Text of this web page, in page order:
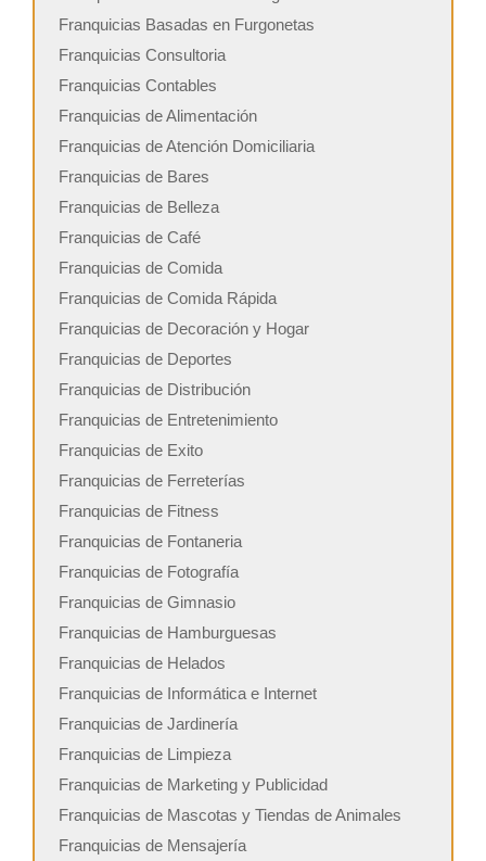
Franquicias Basadas en Furgonetas
Franquicias Consultoria
Franquicias Contables
Franquicias de Alimentación
Franquicias de Atención Domiciliaria
Franquicias de Bares
Franquicias de Belleza
Franquicias de Café
Franquicias de Comida
Franquicias de Comida Rápida
Franquicias de Decoración y Hogar
Franquicias de Deportes
Franquicias de Distribución
Franquicias de Entretenimiento
Franquicias de Exito
Franquicias de Ferreterías
Franquicias de Fitness
Franquicias de Fontaneria
Franquicias de Fotografía
Franquicias de Gimnasio
Franquicias de Hamburguesas
Franquicias de Helados
Franquicias de Informática e Internet
Franquicias de Jardinería
Franquicias de Limpieza
Franquicias de Marketing y Publicidad
Franquicias de Mascotas y Tiendas de Animales
Franquicias de Mensajería